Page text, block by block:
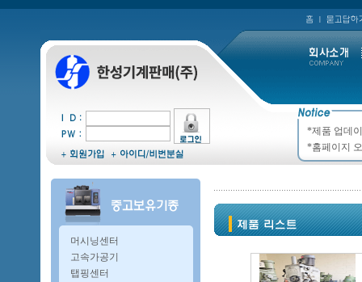
*제품 업데
*홈페이지
머시닝센터
고속가공기
탭핑센터